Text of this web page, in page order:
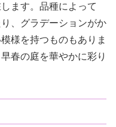
ます。品種によって
、グラデーションがか
様を持つものもありま
春の庭を華やかに彩り